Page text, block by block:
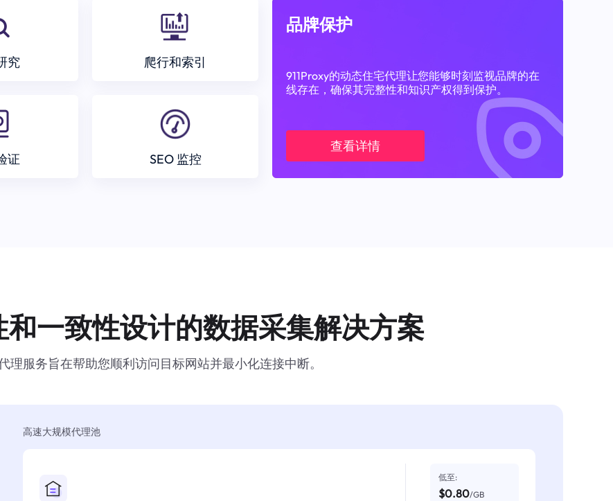
究 爬行和索引
证 SEO 监控
品牌保护
911Proxy的动态住宅代理让您能够时刻监视品牌的在
线存在，确保其完整性和知识产权得到保护。
查看详情
和一致性设计的数据采集解决方案
理服务旨在帮助您顺利访问目标网站并最小化连接中断。
高速大规模代理池
低至:
$0.80/GB